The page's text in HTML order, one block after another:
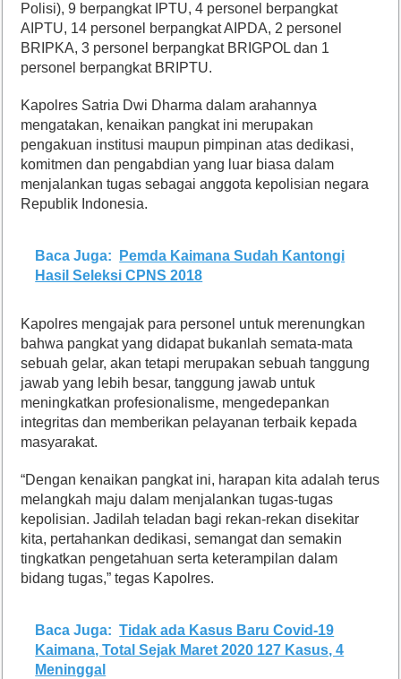
Polisi), 9 berpangkat IPTU, 4 personel berpangkat
AIPTU, 14 personel berpangkat AIPDA, 2 personel
BRIPKA, 3 personel berpangkat BRIGPOL dan 1
personel berpangkat BRIPTU.
Kapolres Satria Dwi Dharma dalam arahannya
mengatakan, kenaikan pangkat ini merupakan
pengakuan institusi maupun pimpinan atas dedikasi,
komitmen dan pengabdian yang luar biasa dalam
menjalankan tugas sebagai anggota kepolisian negara
Republik Indonesia.
Baca Juga:
Pemda Kaimana Sudah Kantongi
Hasil Seleksi CPNS 2018
Kapolres mengajak para personel untuk merenungkan
bahwa pangkat yang didapat bukanlah semata-mata
sebuah gelar, akan tetapi merupakan sebuah tanggung
jawab yang lebih besar, tanggung jawab untuk
meningkatkan profesionalisme, mengedepankan
integritas dan memberikan pelayanan terbaik kepada
masyarakat.
“Dengan kenaikan pangkat ini, harapan kita adalah terus
melangkah maju dalam menjalankan tugas-tugas
kepolisian. Jadilah teladan bagi rekan-rekan disekitar
kita, pertahankan dedikasi, semangat dan semakin
tingkatkan pengetahuan serta keterampilan dalam
bidang tugas,” tegas Kapolres.
Baca Juga: Tidak ada Kasus Baru Covid-19
Kaimana, Total Sejak Maret 2020 127 Kasus, 4
Meninggal